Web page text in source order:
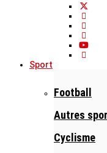
Sport
Football
Autres
Cyclisme